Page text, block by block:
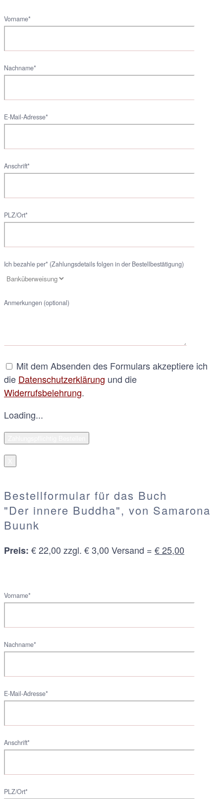
Vorname*
Nachname*
E-Mail-Adresse*
Anschrift*
PLZ/Ort*
Ich bezahle per* (Zahlungsdetails folgen in der Bestellbestätigung)
Anmerkungen (optional)
Mit dem Absenden des Formulars akzeptiere ich
die Datenschutzerklärung und die
Widerrufsbelehrung.
Loading...
Bestellformular für das Buch
"Der innere Buddha", von Samarona
Buunk
Preis: € 22,00 zzgl. € 3,00 Versand = € 25,00
Vorname*
Nachname*
E-Mail-Adresse*
Anschrift*
PLZ/Ort*